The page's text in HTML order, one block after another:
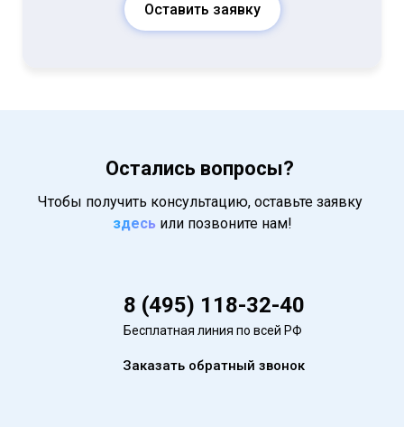
Оставить заявку
Остались вопросы?
Чтобы получить консультацию, оставьте заявку
здесь или позвоните нам!
8 (495) 118-32-40
Бесплатная линия по всей РФ
Заказать обратный звонок